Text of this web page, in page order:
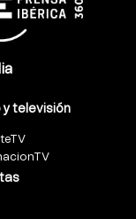
y televisión